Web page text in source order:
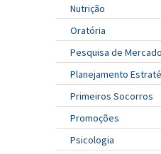
Nutrição
Oratória
Pesquisa de Mercado
Planejamento
Primeiros Socorros
Promoções
Psicologia